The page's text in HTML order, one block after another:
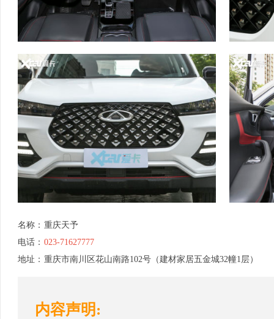
名称： 重庆天予
电话： 023-71627777
地址： 重庆市南川区花山南路102号（建材家居五金城32幢1层）
内容声明: